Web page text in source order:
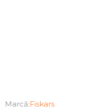
Marcă:Fiskars